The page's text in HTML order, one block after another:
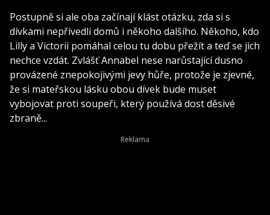
Postupně si ale oba začínají klást otázku, zda si s
dívkami nepřivedli domů i někoho dalšího. Někoho, kdo
Lilly a Victorii pomáhal celou tu dobu přežít a teď se jich
nechce vzdát. Zvlášť Annabel nese narůstající dusno
provázené znepokojivými jevy hůře, protože je zjevné,
že si mateřskou lásku obou dívek bude muset
vybojovat proti soupeři, který používá dost děsivé
zbraně...